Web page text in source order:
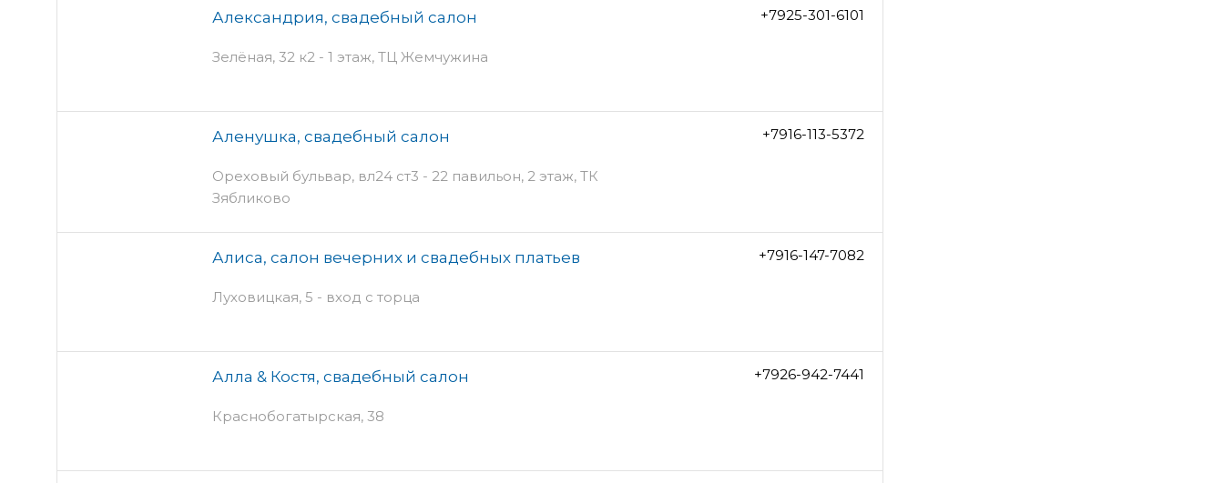
Александрия, свадебный салон
Зелёная, 32 к2 - 1 этаж, ТЦ Жемчужина
+7925-301-6101
Аленушка, свадебный салон
Ореховый бульвар, вл24 ст3 - 22 павильон, 2 этаж, ТК
Зябликово
+7916-113-5372
Алиса, салон вечерних и свадебных платьев
Луховицкая, 5 - вход с торца
+7916-147-7082
Алла & Костя, свадебный салон
Краснобогатырская, 38
+7926-942-7441